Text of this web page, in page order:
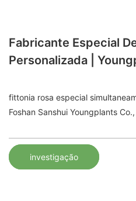
Fabricante Especial
Personalizada |
fittonia rosa especial
Foshan Sanshui Youngplants
investigação